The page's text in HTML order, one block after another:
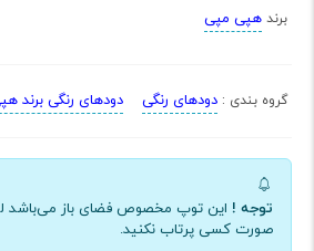
برند هپی مپی
گروه بندی : دودهای رنگی دودهای رنگی برند
توجه ! این توپ مخصوص فضای باز می‌باشد
صورت کسی پرتاب نکنید.